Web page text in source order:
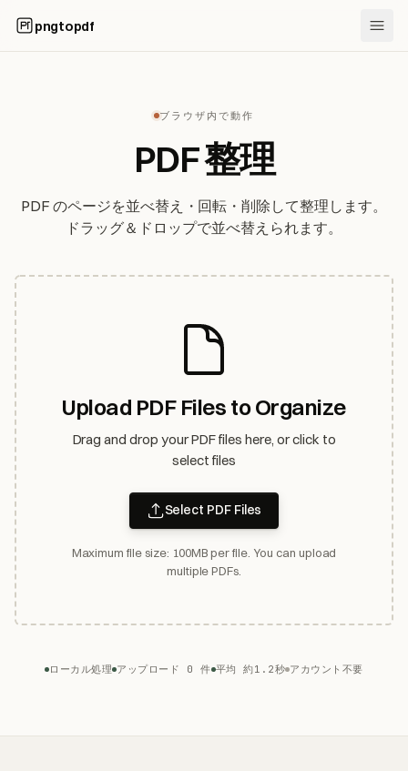
pngtopdf
ブラウザ内で動作
PDF 整理
PDF のページを並べ替え・回転・削除して整理します。
ドラッグ＆ドロップで並べ替えられます。
Upload PDF Files to Organize
Drag and drop your PDF files here, or click to
select files
Select PDF Files
Maximum file size: 100MB per file. You can upload
multiple PDFs.
ローカル処理 アップロード 0 件 平均 約1.2秒 アカウント不要